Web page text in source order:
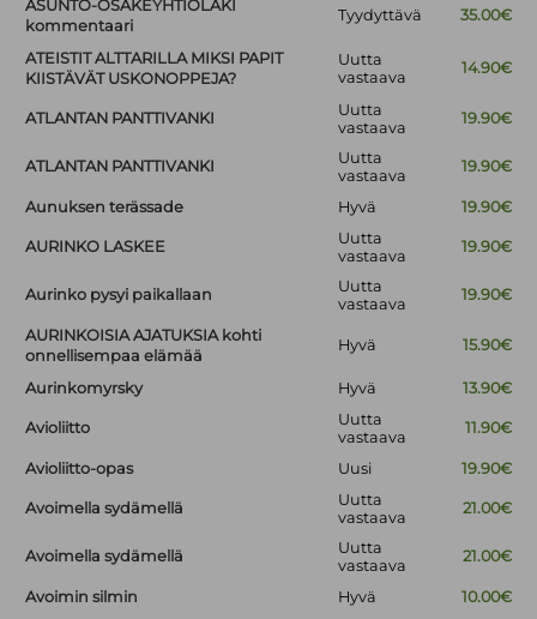
ASUNTO-OSAKEYHTIÖLAKI
kommentaari
Tyydyttävä 35.00€
ATEISTIT ALTTARILLA MIKSI PAPIT
KIISTÄVÄT USKONOPPEJA?
Uutta
vastaava
14.90€
ATLANTAN PANTTIVANKI
Uutta
vastaava
19.90€
ATLANTAN PANTTIVANKI
Uutta
vastaava
19.90€
Aunuksen terässade Hyvä 19.90€
AURINKO LASKEE
Uutta
vastaava
19.90€
Aurinko pysyi paikallaan
Uutta
vastaava
19.90€
AURINKOISIA AJATUKSIA kohti
onnellisempaa elämää
Hyvä 15.90€
Aurinkomyrsky Hyvä 13.90€
Avioliitto
Uutta
vastaava
11.90€
Avioliitto-opas Uusi 19.90€
Avoimella sydämellä
Uutta
vastaava
21.00€
Avoimella sydämellä
Uutta
vastaava
21.00€
Avoimin silmin Hyvä
10.00€